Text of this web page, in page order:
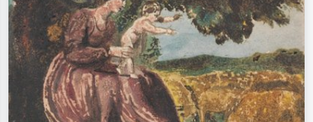
Hokusai, Akt.
Baum.